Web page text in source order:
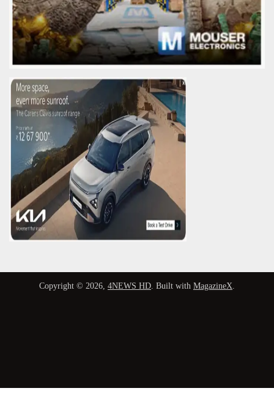
Copyright © 2026, 4NEWS HD . Built with MagazineX